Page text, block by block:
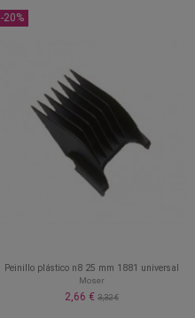
-20%
Peinillo plástico n8 25 mm 1881 universal
Moser
2,66 € 3,32 €